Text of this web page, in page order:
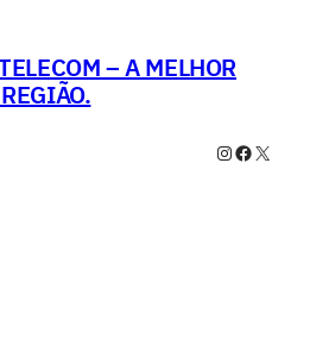
– A MELHOR
Instagram
X